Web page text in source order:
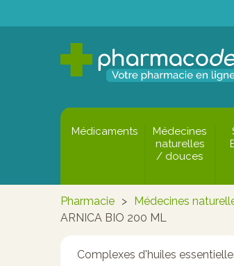
Médicaments
Médecines
naturelles
/ douces
Pharmacie > Médecines
ARNICA BIO 200 ML
Complexes d'huiles